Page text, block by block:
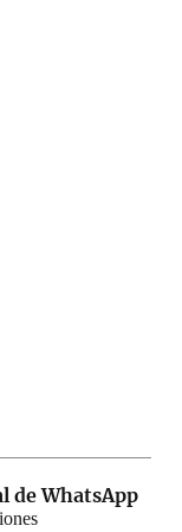
de WhatsApp